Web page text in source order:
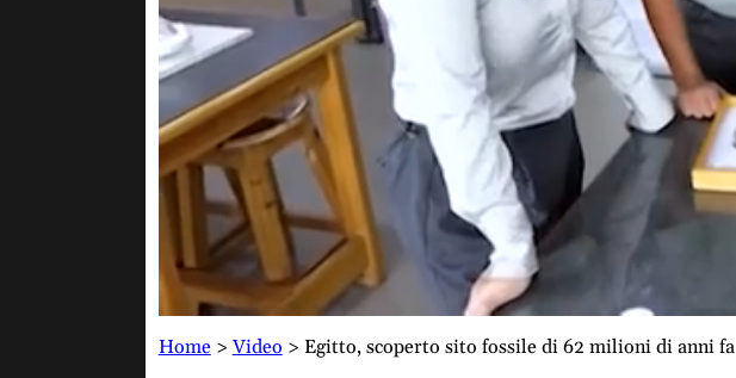
Home>Video > Egitto, scoperto sito fossile di 62 milioni di anni fa